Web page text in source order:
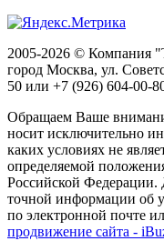
2005-2026 © Компания
город Москва, ул.
50 или +7 (926) 604-00-
Обращаем Ваше
носит исключительно
каких условиях не
определяемой
Российской Федерации.
точной информации об
по электронной почте
продвижение сайта -